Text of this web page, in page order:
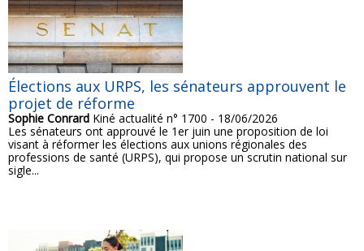
Élections aux URPS, les sénateurs approuvent le
projet de réforme
Sophie Conrard Kiné actualité n° 1700 - 18/06/2026
Les sénateurs ont approuvé le 1er juin une proposition de loi
visant à réformer les élections aux unions régionales des
professions de santé (URPS), qui propose un scrutin national sur
sigle...